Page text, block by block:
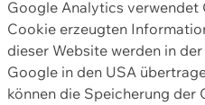
Google Analytics verwendet
Cookie erzeugten
dieser Website werden in
Google in den USA
können die Speicherung der